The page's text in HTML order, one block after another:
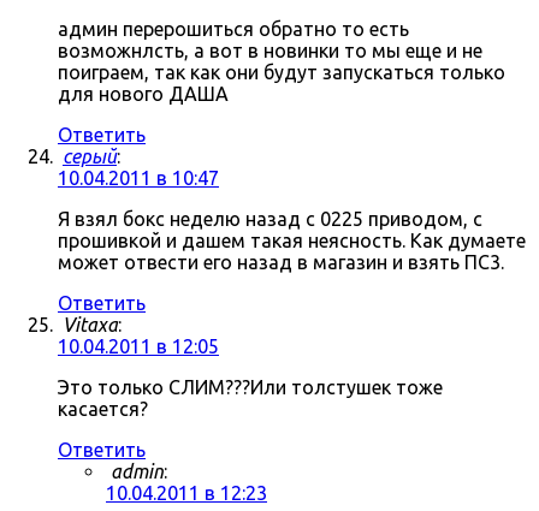
админ перерошиться обратно то есть
возможнлсть, а вот в новинки то мы еще и не
поиграем, так как они будут запускаться только
для нового ДАША
Ответить
серый:
10.04.2011 в 10:47
Я взял бокс неделю назад с 0225 приводом, с
прошивкой и дашем такая неясность. Как думаете
может отвести его назад в магазин и взять ПС3.
Ответить
Vitaxa:
10.04.2011 в 12:05
Это только СЛИМ???Или толстушек тоже
касается?
Ответить
admin:
10.04.2011 в 12:23